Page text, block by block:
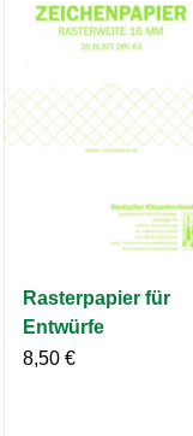
Rasterpapier für
Entwürfe
8,50 €